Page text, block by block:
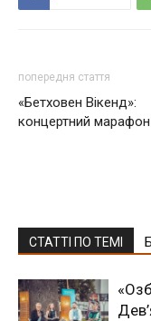
попередня стаття
«Бетховен Вікенд»:
концертний марафон
СТАТТІ ПО ТЕМІ